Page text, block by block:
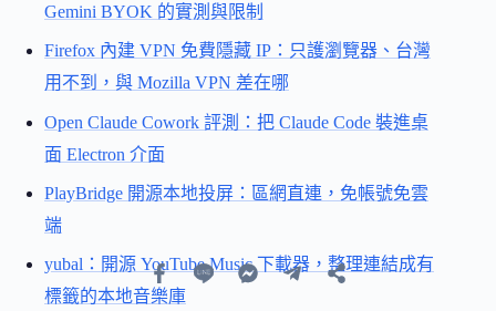
Gemini BYOK 的實測與限制
Firefox 內建 VPN 免費隱藏 IP：只護瀏覽器、台灣
用不到，與 Mozilla VPN 差在哪
Open Claude Cowork 評測：把 Claude Code 裝進桌
面 Electron 介面
PlayBridge 開源本地投屏：區網直連，免帳號免雲
端
yubal：開源 YouTube Music 下載器，整理連結成有
標籤的本地音樂庫